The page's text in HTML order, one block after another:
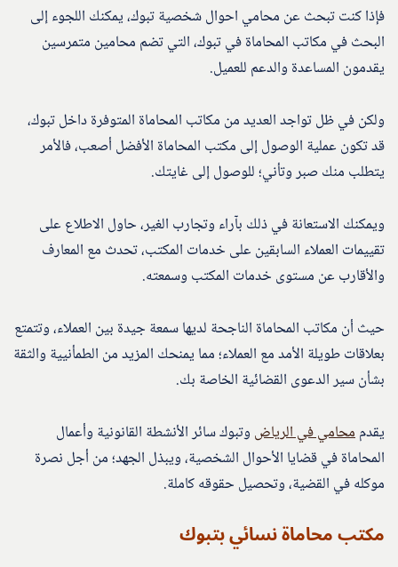
فإذا كنت تبحث عن محامي احوال شخصية تبوك، يمكنك اللجوء إلى
البحث في مكاتب المحاماة في تبوك، التي تضم محامين متمرسين
يقدمون المساعدة والدعم للعميل.
ولكن في ظل تواجد العديد من مكاتب المحاماة المتوفرة داخل تبوك،
قد تكون عملية الوصول إلى مكتب المحاماة الأفضل أصعب، فالأمر
يتطلب منك صبر وتأني؛ للوصول إلى غايتك.
ويمكنك الاستعانة في ذلك بآراء وتجارب الغير، حاول الاطلاع على
تقييمات العملاء السابقين على خدمات المكتب، تحدث مع المعارف
والأقارب عن مستوى خدمات المكتب وسمعته.
حيث أن مكاتب المحاماة الناجحة لديها سمعة جيدة بين العملاء، وتتمتع
بعلاقات طويلة الأمد مع العملاء؛ مما يمنحك المزيد من الطمأنيية والثقة
بشأن سير الدعوى القضائية الخاصة بك.
يقدممحامي في الرياض وتبوك سائر الأنشطة القانونية وأعمال
المحاماة في قضايا الأحوال الشخصية، ويبذل الجهد؛ من أجل نصرة
موكله في القضية، وتحصيل حقوقه كاملة.
مكتب محاماة نسائي بتبوك